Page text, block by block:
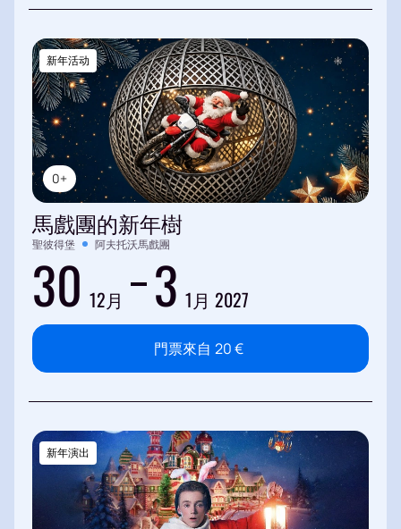
0+
新年活动
馬戲團的新年樹
聖彼得堡 阿夫托沃馬戲團
30 12月 3 1月 2027
門票來自 20€
新年演出